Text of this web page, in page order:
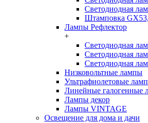
Светодиодная
Штамповка
Лампы Рефлектор
+
Светодиодная
Светодиодная
Светодиодная
Низковольтные лампы
Ультрафиолетовые
Линейные галогенные
Лампы декор
Лампы VINTAGE
Освещение для дома и дачи